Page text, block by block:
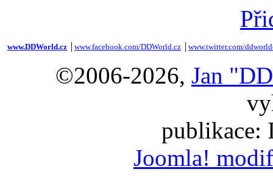
www.DDWorld.cz www.facebook.com/DDWorld.cz www.twitter.com/
©2006-2026, Jan
publikace:
Joomla!